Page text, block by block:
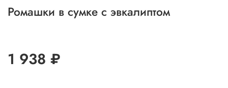
Ромашки в сумке с эвкалиптом
1 938 ₽